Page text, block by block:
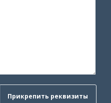
Прикрепить реквизиты